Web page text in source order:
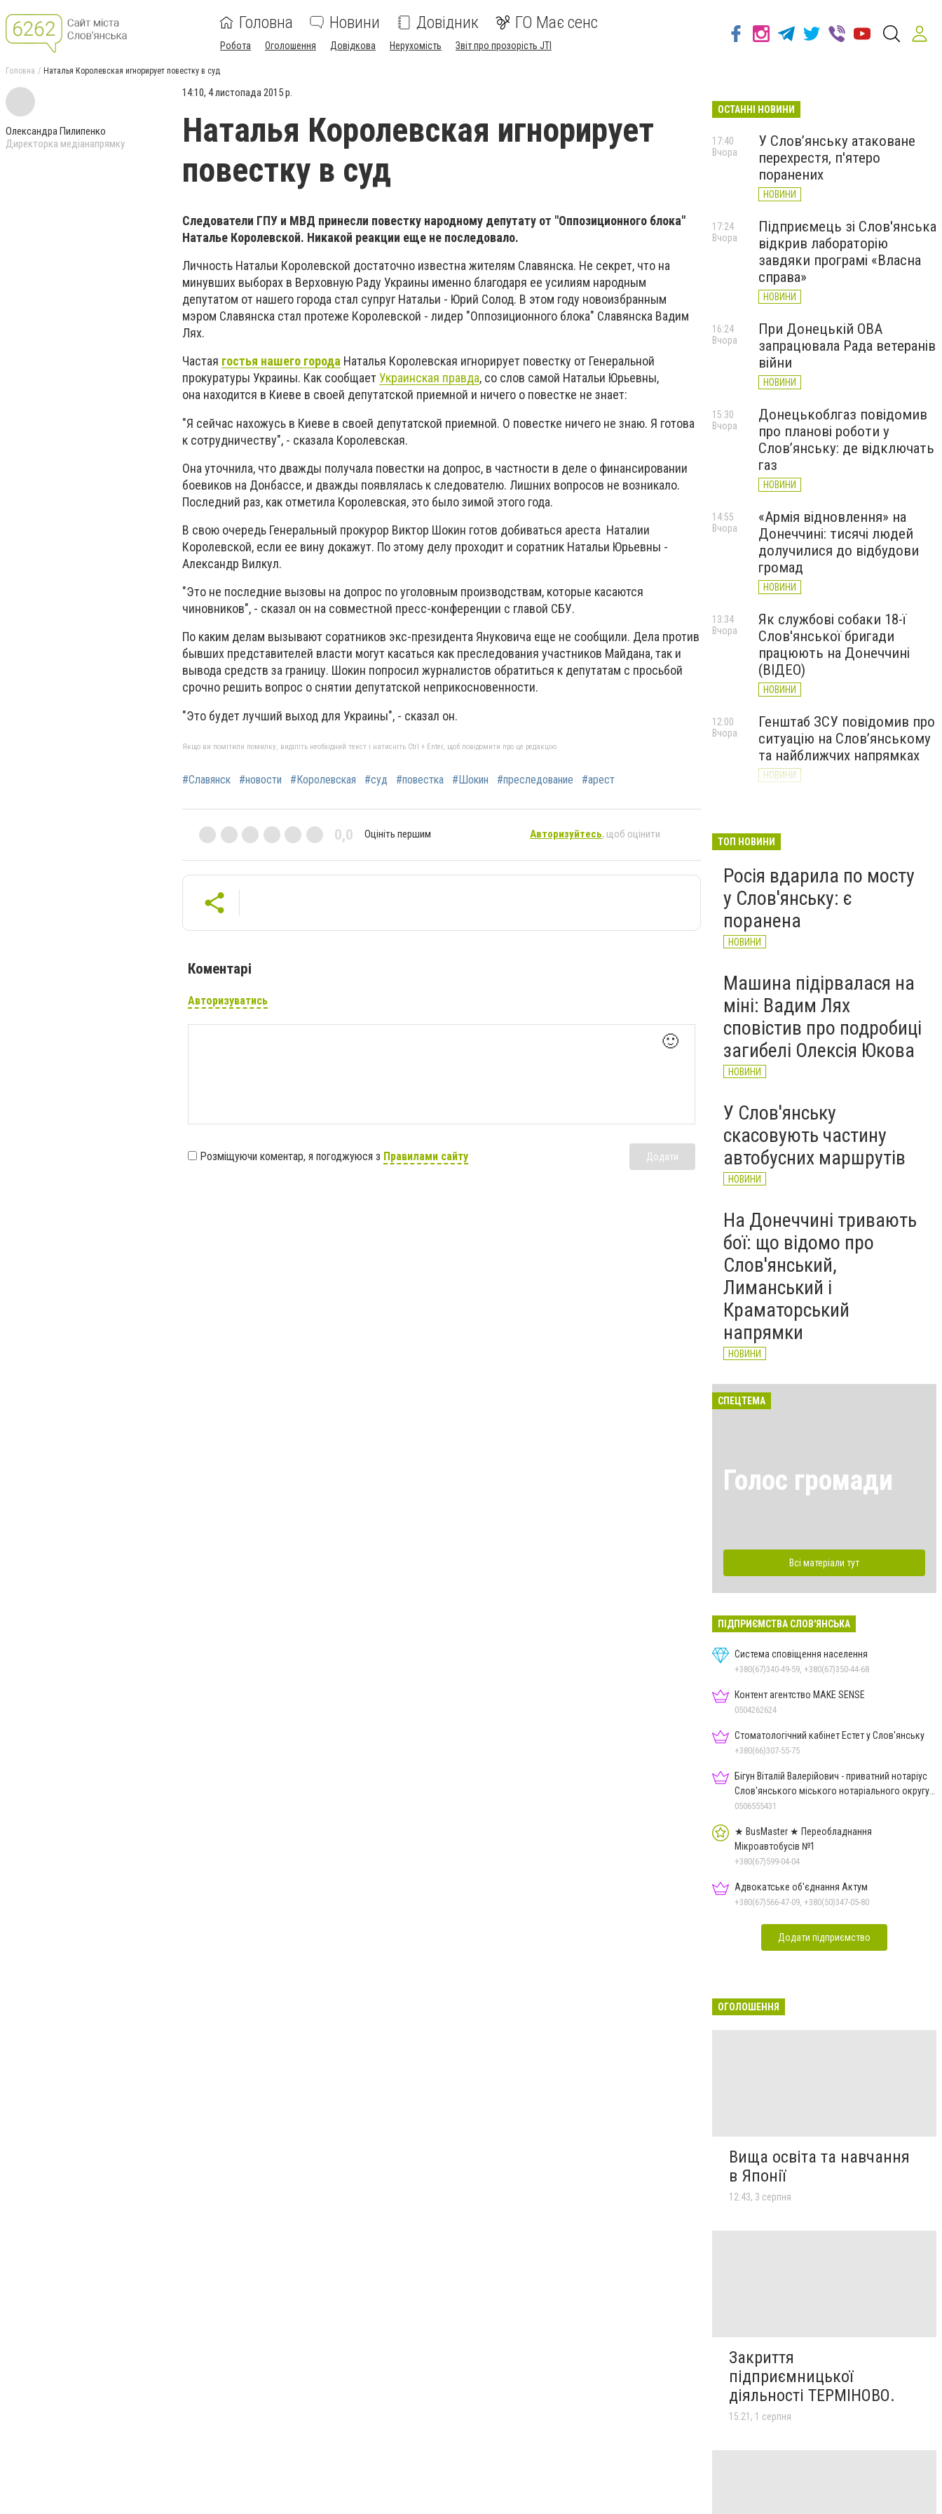
Головна Новини Довідник ГО Має сенс
Робота Оголошення Довідкова Нерухомість Звіт про прозорість JTI
Головна Наталья Королевская игнорирует повестку в суд
Олександра Пилипенко
Директорка медіанапрямку
14:10, 4 листопада 2015 р.
Наталья Королевская игнорирует
повестку в суд
Следователи ГПУ и МВД принесли повестку народному депутату от "Оппозиционного блока"
Наталье Королевской. Никакой реакции еще не последовало.
Личность Натальи Королевской достаточно известна жителям Славянска. Не секрет, что на
минувших выборах в Верховную Раду Украины именно благодаря ее усилиям народным
депутатом от нашего города стал супруг Натальи - Юрий Солод. В этом году новоизбранным
мэром Славянска стал протеже Королевской - лидер "Оппозиционного блока" Славянска Вадим
Лях.
Частая гостья нашего города Наталья Королевская игнорирует повестку от Генеральной
прокуратуры Украины. Как сообщаетУкраинская правда, со слов самой Натальи Юрьевны,
она находится в Киеве в своей депутатской приемной и ничего о повестке не знает:
"Я сейчас нахожусь в Киеве в своей депутатской приемной. О повестке ничего не знаю. Я готова
к сотрудничеству", - сказала Королевская.
Она уточнила, что дважды получала повестки на допрос, в частности в деле о финансировании
боевиков на Донбассе, и дважды появлялась к следователю. Лишних вопросов не возникало.
Последний раз, как отметила Королевская, это было зимой этого года.
В свою очередь Генеральный прокурор Виктор Шокин готов добиваться ареста Наталии
Королевской, если ее вину докажут. По этому делу проходит и соратник Натальи Юрьевны -
Александр Вилкул.
"Это не последние вызовы на допрос по уголовным производствам, которые касаются
чиновников", - сказал он на совместной пресс-конференции с главой СБУ.
По каким делам вызывают соратников экс-президента Януковича еще не сообщили. Дела против
бывших представителей власти могут касаться как преследования участников Майдана, так и
вывода средств за границу. Шокин попросил журналистов обратиться к депутатам с просьбой
срочно решить вопрос о снятии депутатской неприкосновенности.
"Это будет лучший выход для Украины", - сказал он.
Якщо ви помітили помилку, виділіть необхідний текст і натисніть Ctrl + Enter, щоб повідомити про це редакцію
#Славянск #новости #Королевская #суд #повестка #Шокин #преследование #арест
0,0 Оцініть першим Авторизуйтесь, щоб оцінити
Коментарі
Авторизуватись
🙂
Розміщуючи коментар, я погоджуюся з Правилами сайту Додати
ОСТАННІ НОВИНИ
У Слов’янську атаковане
перехрестя, п'ятеро
поранених
НОВИНИ
17:40
Вчора
Підприємець зі Слов'янська
відкрив лабораторію
завдяки програмі «Власна
справа»
НОВИНИ
17:24
Вчора
При Донецькій ОВА
запрацювала Рада ветеранів
війни
НОВИНИ
16:24
Вчора
Донецькоблгаз повідомив
про планові роботи у
Слов’янську: де відключать
газ
НОВИНИ
15:30
Вчора
«Армія відновлення» на
Донеччині: тисячі людей
долучилися до відбудови
громад
НОВИНИ
14:55
Вчора
Як службові собаки 18-ї
Слов'янської бригади
працюють на Донеччині
(ВІДЕО)
НОВИНИ
13:34
Вчора
Генштаб ЗСУ повідомив про
ситуацію на Слов’янському
та найближчих напрямках
НОВИНИ
12:00
Вчора
великої війни: 7 серпня
ТОП НОВИНИ
Росія вдарила по мосту
у Слов'янську: є
поранена
НОВИНИ
Машина підірвалася на
міні: Вадим Лях
сповістив про подробиці
загибелі Олексія Юкова
НОВИНИ
У Слов'янську
скасовують частину
автобусних маршрутів
НОВИНИ
На Донеччині тривають
бої: що відомо про
Слов'янський,
Лиманський і
Краматорський
напрямки
НОВИНИ
СПЕЦТЕМА
Голос громади
Всі матеріали тут
ПІДПРИЄМСТВА СЛОВ'ЯНСЬКА
Система сповіщення населення
+380(67)340-49-59, +380(67)350-44-68
Контент агентство MAKE SENSE
0504262624
Стоматологічний кабінет Естет у Слов'янську
+380(66)307-55-75
Бігун Віталій Валерійович - приватний нотаріус
Слов'янського міського нотаріального округу
Дон.обл.
0506555431
★ BusMaster ★ Переобладнання
Мікроавтобусів №1
+380(67)599-04-04
Адвокатське об'єднання Актум
+380(67)566-47-09, +380(50)347-05-80
Додати підприємство
ОГОЛОШЕННЯ
Вища освіта та навчання
в Японії
12:43, 3 серпня
Закриття
підприємницької
діяльності ТЕРМІНОВО.
15:21, 1 серпня